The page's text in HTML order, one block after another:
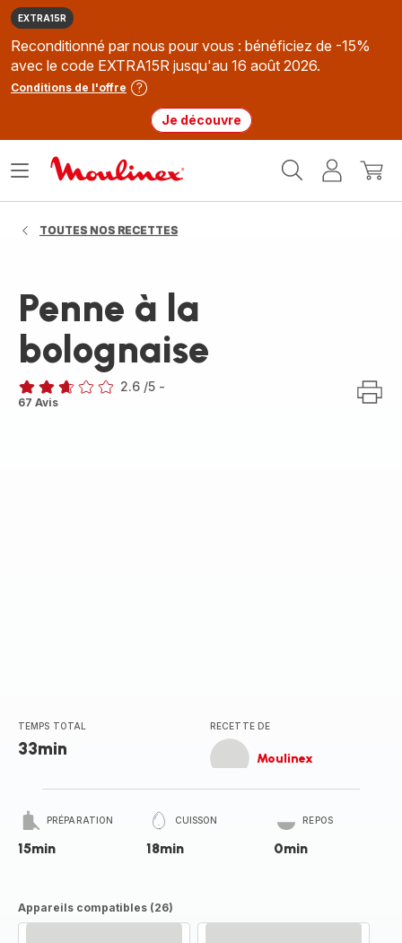
EXTRA15R
Reconditionné par nous pour vous : bénéficiez de -15%
avec le code EXTRA15R jusqu'au 16 août 2026.
Conditions de l'offre
Je découvre
MonMon
Ouvrir
TOUTES NOS RECETTES
Penne à la
bolognaise
ratings.2.6
2.6 /5 -
67 Avis
TEMPS TOTAL
33min
RECETTE DE
Moulinex
PRÉPARATION
15min
CUISSON
18min
REPOS
0min
Appareils compatibles (26)